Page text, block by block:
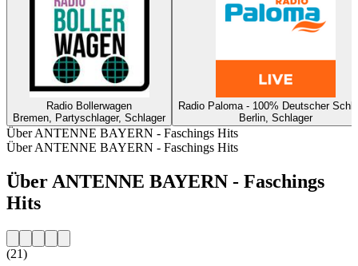
Radio Bollerwagen
Bremen, Partyschlager, Schlager
Radio Paloma - 100% Deutscher
Berlin, Schlager
Über ANTENNE BAYERN - Faschings Hits
Über ANTENNE BAYERN - Faschings Hits
Über ANTENNE BAYERN - Faschings
Hits
(21)